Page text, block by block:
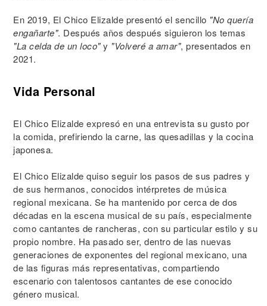
En 2019, El Chico Elizalde presentó el sencillo "No quería
engañarte". Después años después siguieron los temas
"La celda de un loco"y "Volveré a amar", presentados en
2021.
Vida Personal
El Chico Elizalde expresó en una entrevista su gusto por
la comida, prefiriendo la carne, las quesadillas y la cocina
japonesa.
El Chico Elizalde quiso seguir los pasos de sus padres y
de sus hermanos, conocidos intérpretes de música
regional mexicana. Se ha mantenido por cerca de dos
décadas en la escena musical de su país, especialmente
como cantantes de rancheras, con su particular estilo y su
propio nombre. Ha pasado ser, dentro de las nuevas
generaciones de exponentes del regional mexicano, una
de las figuras más representativas, compartiendo
escenario con talentosos cantantes de ese conocido
género musical.